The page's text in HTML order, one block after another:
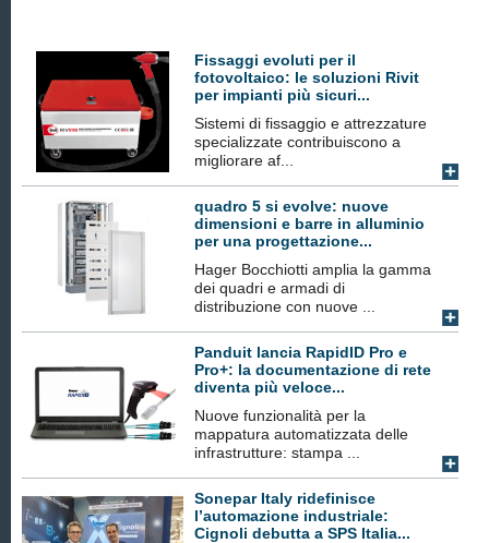
Fissaggi evoluti per il
fotovoltaico: le soluzioni Rivit
per impianti più sicuri...
Sistemi di fissaggio e attrezzature
specializzate contribuiscono a
migliorare af...
quadro 5 si evolve: nuove
dimensioni e barre in alluminio
per una progettazione...
Hager Bocchiotti amplia la gamma
dei quadri e armadi di
distribuzione con nuove ...
Panduit lancia RapidID Pro e
Pro+: la documentazione di rete
diventa più veloce...
Nuove funzionalità per la
mappatura automatizzata delle
infrastrutture: stampa ...
Sonepar Italy ridefinisce
l’automazione industriale:
Cignoli debutta a SPS Italia...